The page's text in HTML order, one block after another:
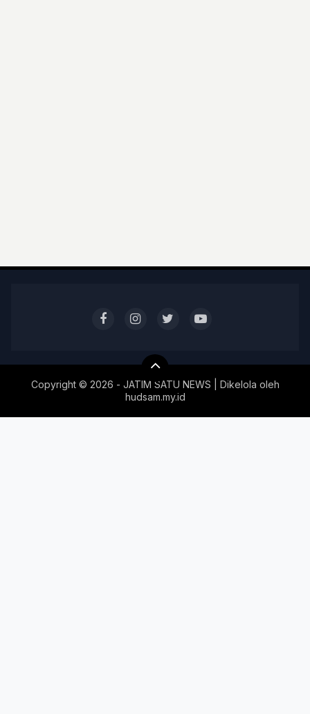
Copyright © 2026 - JATIM SATU NEWS | Dikelola oleh
hudsam.my.id